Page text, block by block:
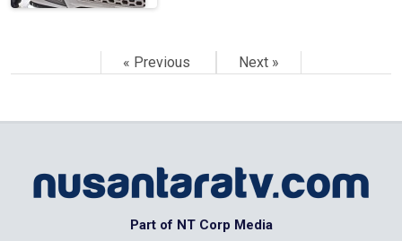
« Previous Next »
Part of NT Corp Media